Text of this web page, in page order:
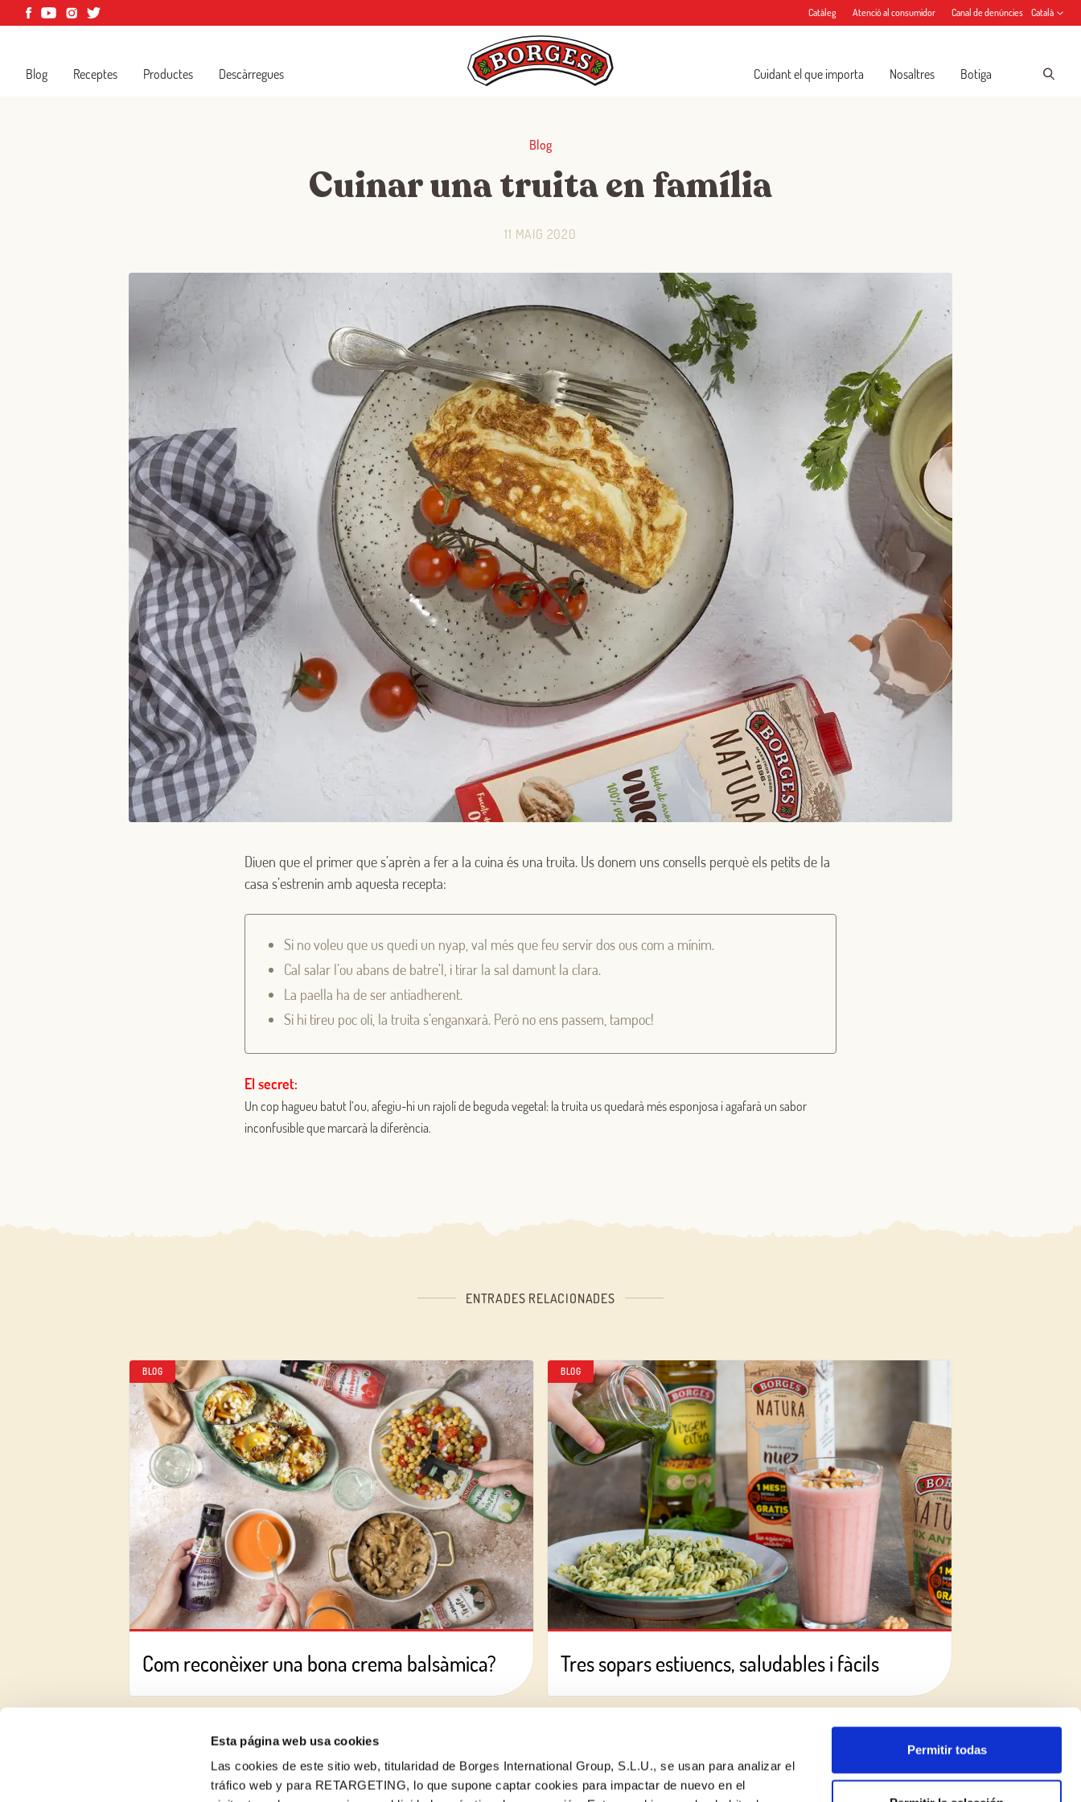
Esta página web usa cookies
Las cookies de este sitio web, titularidad de Borges International Group, S.L.U., se usan para analizar el
tráfico web y para RETARGETING, lo que supone captar cookies para impactar de nuevo en el
Permitir todas
Catàleg Atenció al consumidor Canal de denúncies Català
Blog Receptes Productes Descàrregues Cuidant el que importa Nosaltres Botiga
Blog
Cuinar una truita en família
11 MAIG 2020
Diuen que el primer que s’aprèn a fer a la cuina és una truita. Us donem uns consells perquè els petits de la
casa s’estrenin amb aquesta recepta:
Si no voleu que us quedi un nyap, val més que feu servir dos ous com a mínim.
Cal salar l’ou abans de batre’l, i tirar la sal damunt la clara.
La paella ha de ser antiadherent.
Si hi tireu poc oli, la truita s’enganxarà. Però no ens passem, tampoc!
El secret:
Un cop hagueu batut l’ou, afegiu-hi un rajolí de beguda vegetal: la truita us quedarà més esponjosa i agafarà un sabor
inconfusible que marcarà la diferència.
ENTRADES RELACIONADES
BLOG
Com reconèixer una bona crema balsàmica?
BLOG
Tres sopars estiuencs, saludables i fàcils
Inicia sessió amb Facebook
O AMB LA TEVA ADREÇA DE CORREU ELECTRÒNIC
Correu electrònic
Inicia sessió